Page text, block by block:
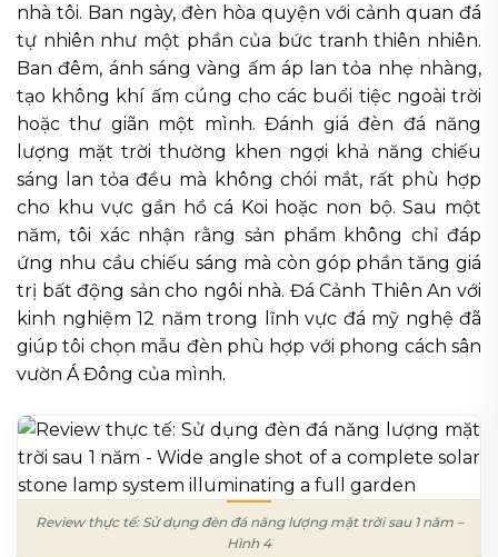
nhà tôi. Ban ngày, đèn hòa quyện với cảnh quan đá
tự nhiên như một phần của bức tranh thiên nhiên.
Ban đêm, ánh sáng vàng ấm áp lan tỏa nhẹ nhàng,
tạo không khí ấm cúng cho các buổi tiệc ngoài trời
hoặc thư giãn một mình. Đánh giá đèn đá năng
lượng mặt trời thường khen ngợi khả năng chiếu
sáng lan tỏa đều mà không chói mắt, rất phù hợp
cho khu vực gần hồ cá Koi hoặc non bộ. Sau một
năm, tôi xác nhận rằng sản phẩm không chỉ đáp
ứng nhu cầu chiếu sáng mà còn góp phần tăng giá
trị bất động sản cho ngôi nhà. Đá Cảnh Thiên An với
kinh nghiệm 12 năm trong lĩnh vực đá mỹ nghệ đã
giúp tôi chọn mẫu đèn phù hợp với phong cách sân
vườn Á Đông của mình.
Review thực tế: Sử dụng đèn đá năng lượng mặt trời sau 1 năm –
Hình 4